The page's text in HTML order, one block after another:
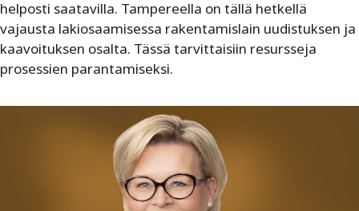
helposti saatavilla. Tampereella on tällä hetkellä
vajausta lakiosaamisessa rakentamislain uudistuksen ja
kaavoituksen osalta. Tässä tarvittaisiin resursseja
prosessien parantamiseksi.